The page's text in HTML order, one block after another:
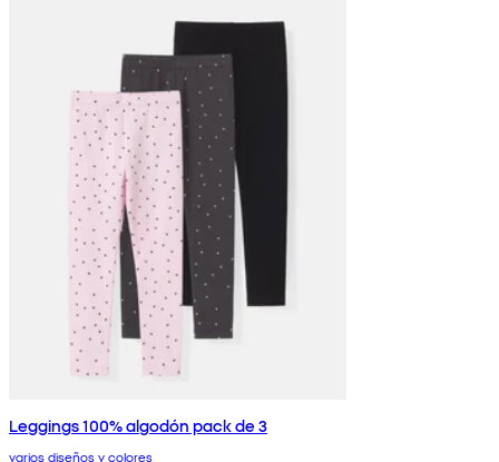
Leggings 100% algodón pack de 3
varios diseños y colores